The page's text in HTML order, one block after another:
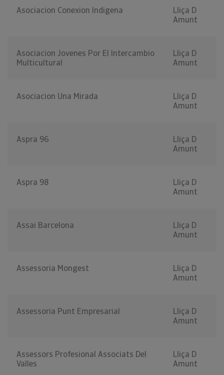
Asociacion Conexion Indigena
Lliça D
Amunt
Asociacion Jovenes Por El Intercambio
Multicultural
Lliça D
Amunt
Asociacion Una Mirada
Lliça D
Amunt
Aspra 96
Lliça D
Amunt
Aspra 98
Lliça D
Amunt
Assai Barcelona
Lliça D
Amunt
Assessoria Mongest
Lliça D
Amunt
Assessoria Punt Empresarial
Lliça D
Amunt
Assessors Profesional Associats Del
Valles
Lliça D
Amunt